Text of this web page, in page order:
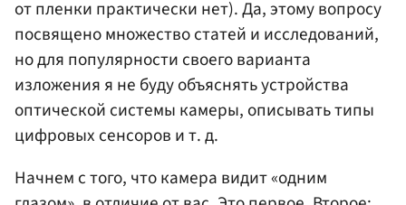
от пленки практически нет). Да, этому вопросу
посвящено множество статей и исследований,
но для популярности своего варианта
изложения я не буду объяснять устройства
оптической системы камеры, описывать типы
цифровых сенсоров и т. д.
Начнем с того, что камера видит «одним